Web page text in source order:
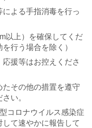
よる手指消毒を行っ
以上）を確保してくだ
行う場合を除く）
援等はお控えくださ
その他の措置を遵守
い。
コロナウイルス感染症
て速やかに報告して